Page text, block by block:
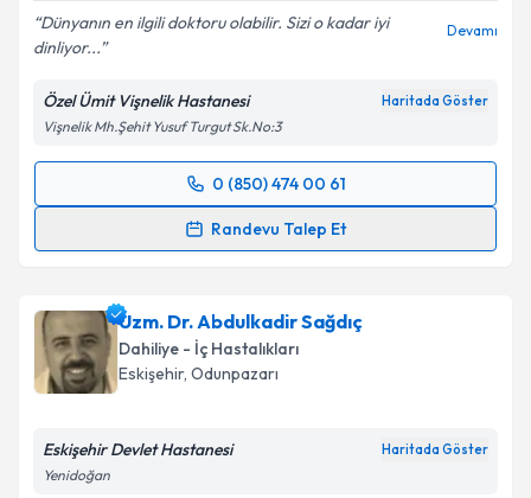
Dünyanın en ilgili doktoru olabilir. Sizi o kadar iyi
dinliyor...
Devamı
Özel Ümit Vişnelik Hastanesi Haritada Göster
Vişnelik Mh.Şehit Yusuf Turgut Sk.No:3
0 (850) 474 00 61
Randevu Talep Et
Randevu Takvimi Talebi
takvim hazırlandığında e-posta ile bilgilendireceğiz.
E-posta Adresiniz
Uzm. Dr. Abdulkadir Sağdıç
Dahiliye - İç Hastalıkları
Eskişehir, Odunpazarı
Eskişehir Devlet Hastanesi Haritada Göster
Yenidoğan